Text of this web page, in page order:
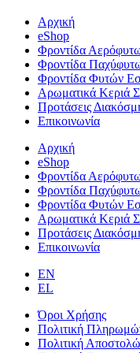
Αρχική
eShop
Φροντίδα
Φροντίδα
Φροντίδα Φυτών
Αρωματικά Κεριά
Προτάσεις
Επικοινωνία
Αρχική
eShop
Φροντίδα
Φροντίδα
Φροντίδα Φυτών
Αρωματικά Κεριά
Προτάσεις
Επικοινωνία
EN
EL
Όροι Χρήσης
Πολιτική
Πολιτική